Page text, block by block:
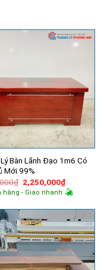
Bàn Lãnh Đạo 1m6 Có
Mới 99%
₫ Giá
gốc
là:
2,250,000₫Giá
hiện
tại
hàng - Giao nhanh